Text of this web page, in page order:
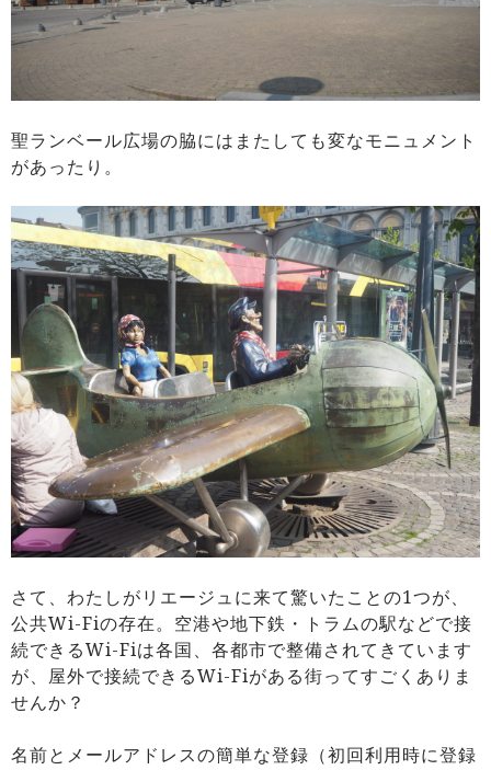
聖ランベール広場の脇にはまたしても変なモニュメント
があったり。
さて、わたしがリエージュに来て驚いたことの1つが、
公共Wi-Fiの存在。空港や地下鉄・トラムの駅などで接
続できるWi-Fiは各国、各都市で整備されてきています
が、屋外で接続できるWi-Fiがある街ってすごくありま
せんか？
名前とメールアドレスの簡単な登録（初回利用時に登録